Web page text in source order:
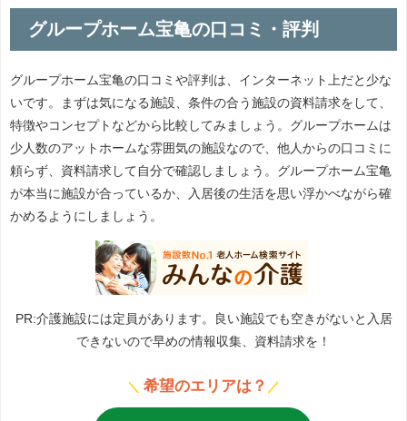
グループホーム宝亀の口コミ・評判
グループホーム宝亀の口コミや評判は、インターネット上だと少な
いです。まずは気になる施設、条件の合う施設の資料請求をして、
特徴やコンセプトなどから比較してみましょう。グループホームは
少人数のアットホームな雰囲気の施設なので、他人からの口コミに
頼らず、資料請求して自分で確認しましょう。グループホーム宝亀
が本当に施設が合っているか、入居後の生活を思い浮かべながら確
かめるようにしましょう。
PR:介護施設には定員があります。良い施設でも空きがないと入居
できないので早めの情報収集、資料請求を！
＼ 希望のエリアは？ ／